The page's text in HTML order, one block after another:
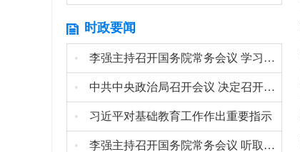
时政要闻
• 李强主持召开国务院常务会议 学习贯彻习近平总...
• 中共中央政治局召开会议 决定召开二十届五中全...
• 习近平对基础教育工作作出重要指示
• 李强主持召开国务院常务会议 听取对服务业扩能...